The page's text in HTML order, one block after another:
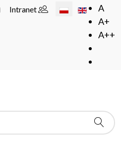
A
A+
A++
Wybierz swój język
Intranet